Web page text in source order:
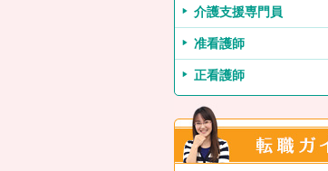
介護支援専門員
准看護師
正看護師